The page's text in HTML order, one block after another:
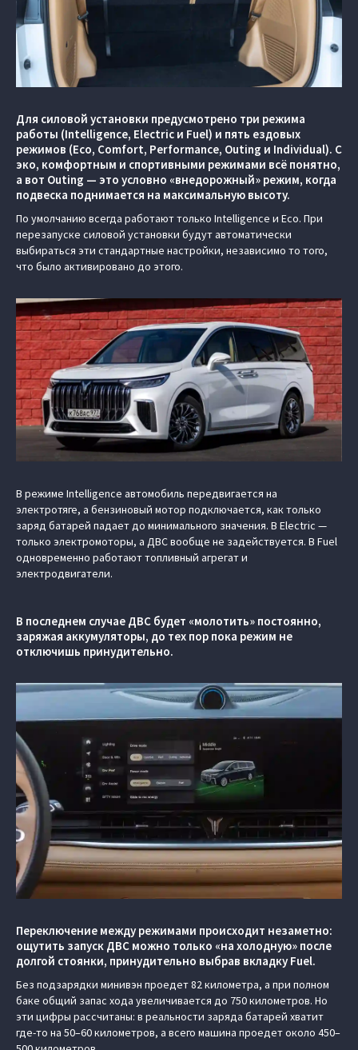
Для силовой установки предусмотрено три режима
работы (Intelligence, Electric и Fuel) и пять ездовых
режимов (Eco, Comfort, Performance, Outing и Individual). С
эко, комфортным и спортивными режимами всё понятно,
а вот Outing — это условно «внедорожный» режим, когда
подвеска поднимается на максимальную высоту.
По умолчанию всегда работают только Intelligence и Eco. При
перезапуске силовой установки будут автоматически
выбираться эти стандартные настройки, независимо то того,
что было активировано до этого.
В режиме Intelligence автомобиль передвигается на
электротяге, а бензиновый мотор подключается, как только
заряд батарей падает до минимального значения. В Electric —
только электромоторы, а ДВС вообще не задействуется. В Fuel
одновременно работают топливный агрегат и
электродвигатели.
В последнем случае ДВС будет «молотить» постоянно,
заряжая аккумуляторы, до тех пор пока режим не
отключишь принудительно.
Переключение между режимами происходит незаметно:
ощутить запуск ДВС можно только «на холодную» после
долгой стоянки, принудительно выбрав вкладку Fuel.
Без подзарядки минивэн проедет 82 километра, а при полном
баке общий запас хода увеличивается до 750 километров. Но
эти цифры рассчитаны: в реальности заряда батарей хватит
где-то на 50–60 километров, а всего машина проедет около 450–